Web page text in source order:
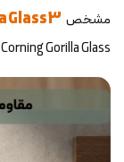
مشخص Glass 3
Corning Gorilla Glass اشاره شده.